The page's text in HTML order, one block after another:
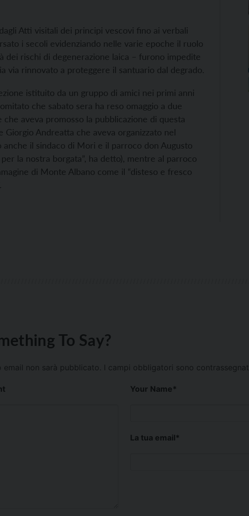
Atti visitali dei principi vescovi fino ai verbali
i secoli evidenziando nelle varie epoche il ruolo
dei rischi di degenerazione laica – furono impedite
via rinnovato a proteggere il santuario dal degrado.
istituito da un gruppo di amici nei primi anni
che sabato sera ha reso omaggio a due
aveva promosso la pubblicazione di questa
Andreatta che aveva organizzato nel
il sindaco di Mori e il parroco don Augusto
la nostra borgata”, ha detto), mentre al parroco
di Monte Albano come il “disteso e fresco
To Say?
email non sarà pubblicato. I campi obbligatori sono contrassegnati
Your Name*
La tua email*